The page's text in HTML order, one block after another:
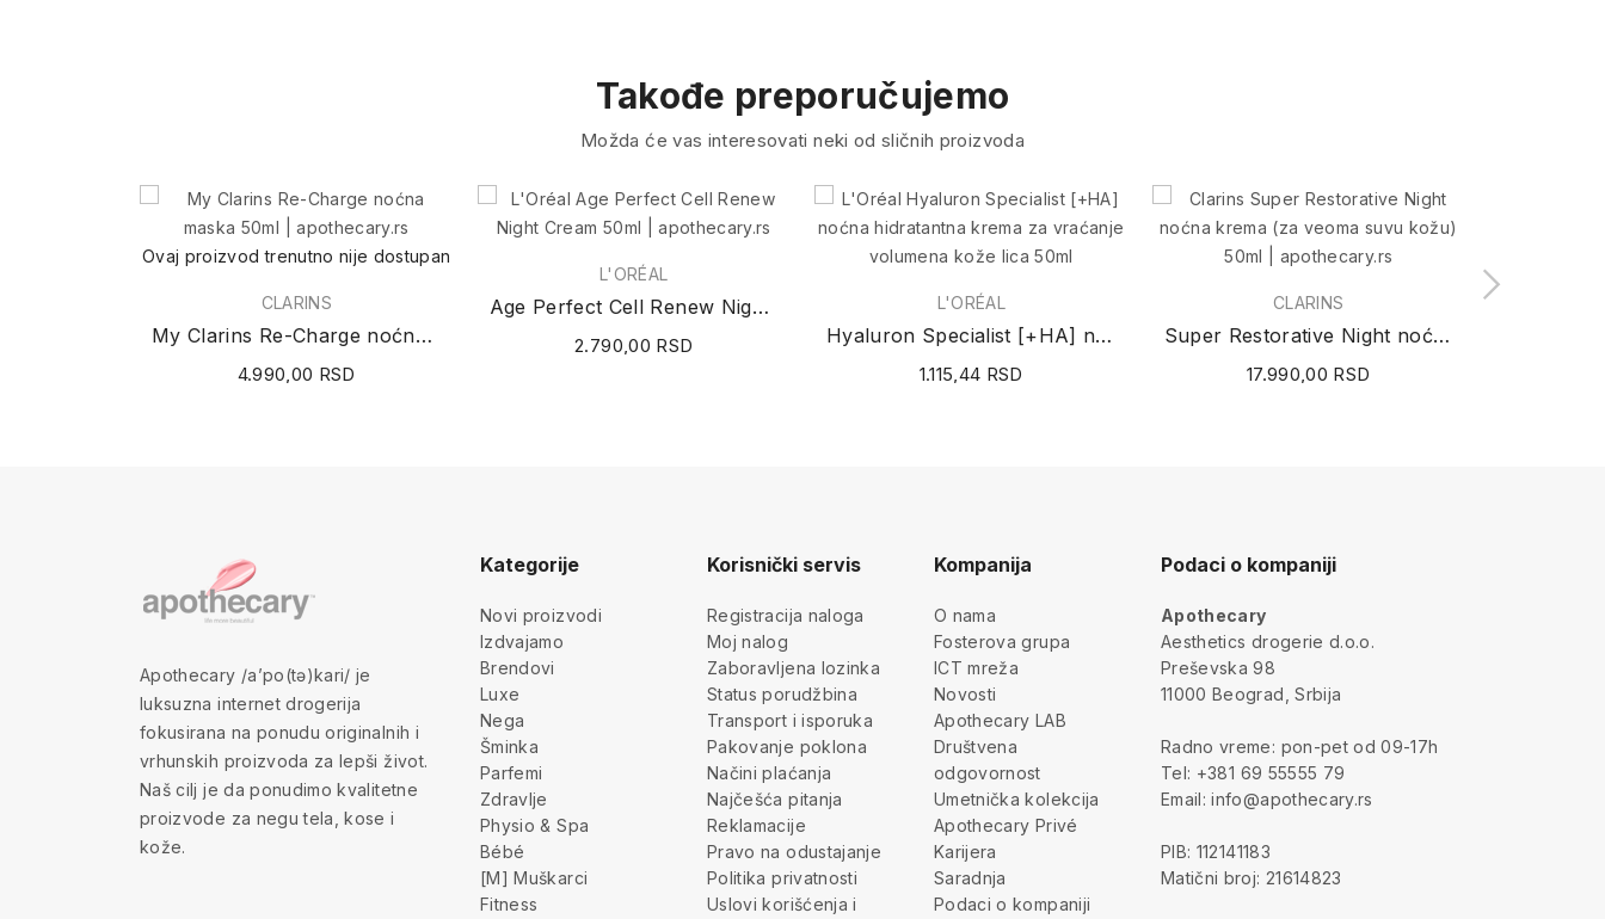
Takođe preporučujemo
Možda će vas interesovati neki od sličnih proizvoda
Ovaj proizvod trenutno nije dostupan
CLARINS
My Clarins Re-Charge noćna maska 50ml
4.990,00 RSD
L'ORÉAL
Age Perfect Cell Renew Night Cream 50ml
2.790,00 RSD
L'ORÉAL
Hyaluron Specialist [+HA] noćna hidratantna...
1.115,44 RSD
CLARINS
Super Restorative Night noćna krema (za veoma...
17.990,00 RSD
Apothecary /a’po(tə)kari/ je
luksuzna internet drogerija
fokusirana na ponudu originalnih i
vrhunskih proizvoda za lepši život.
Naš cilj je da ponudimo kvalitetne
proizvode za negu tela, kose i
kože.
Kategorije
Novi proizvodi
Izdvajamo
Brendovi
Luxe
Nega
Šminka
Parfemi
Zdravlje
Physio & Spa
Bébé
[M] Muškarci
Fitness
Korisnički servis
Registracija naloga
Moj nalog
Zaboravljena lozinka
Status porudžbina
Transport i isporuka
Pakovanje poklona
Načini plaćanja
Najčešća pitanja
Reklamacije
Pravo na odustajanje
Politika privatnosti
Uslovi korišćenja i
Kompanija
O nama
Fosterova grupa
ICT mreža
Novosti
Apothecary LAB
Društvena
odgovornost
Umetnička kolekcija
Apothecary Privé
Karijera
Saradnja
Podaci o kompaniji
Podaci o kompaniji
Apothecary
Aesthetics drogerie d.o.o.
Preševska 98
11000 Beograd, Srbija
Radno vreme: pon-pet od 09-17h
Tel: +381 69 55555 79
Email: info@apothecary.rs
PIB: 112141183
Matični broj: 21614823